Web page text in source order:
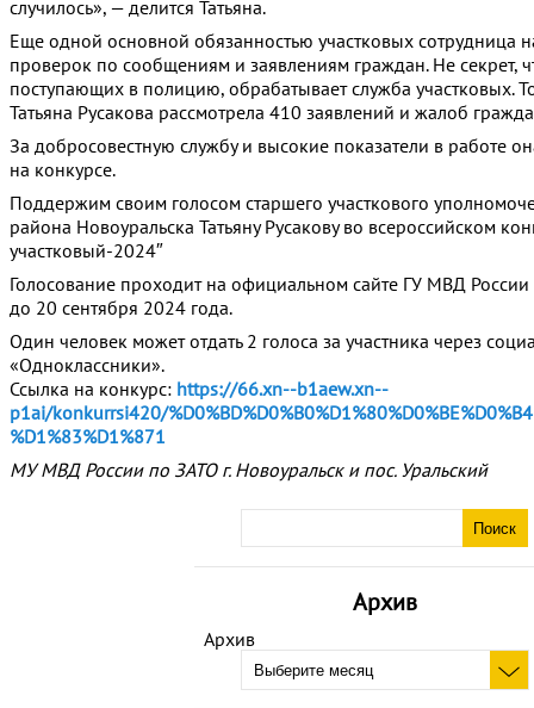
Архив
Архив
случилось», — делится Татьяна.
Еще одной основной обязанностью участковых сотрудница
проверок по сообщениям и заявлениям граждан. Не секрет,
поступающих в полицию, обрабатывает служба участковых.
Татьяна Русакова рассмотрела 410 заявлений и жалоб
За добросовестную службу и высокие показатели в работе
на конкурсе.
Поддержим своим голосом старшего участкового
района Новоуральска Татьяну Русакову во всероссийском
участковый-2024″
Голосование проходит на официальном сайте ГУ МВД
до 20 сентября 2024 года.
Один человек может отдать 2 голоса за участника через
«Одноклассники».
Ссылка на конкурс: https://66.xn--b1aew.xn--
p1ai/konkurrsi420/
%D1%83%D1%871
МУ МВД России по ЗАТО г. Новоуральск и пос. Уральский